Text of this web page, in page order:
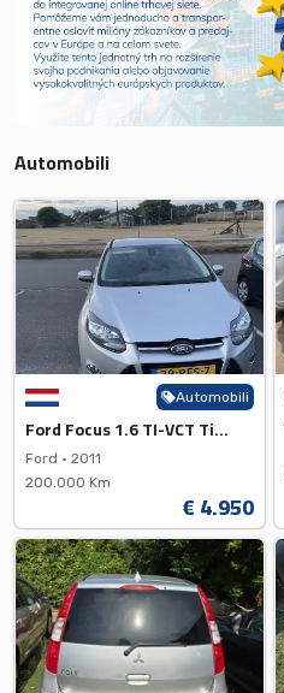
Automobili
Automobili
Ford Focus 1.6 TI-VCT Titanium
Ford • 2011
200.000 Km
€ 4.950